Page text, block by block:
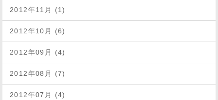
2012年11月 (1)
2012年10月 (6)
2012年09月 (4)
2012年08月 (7)
2012年07月 (4)